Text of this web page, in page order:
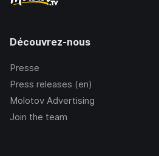
Découvrez-nous
Presse
Press releases (en)
Molotov Advertising
Join the team